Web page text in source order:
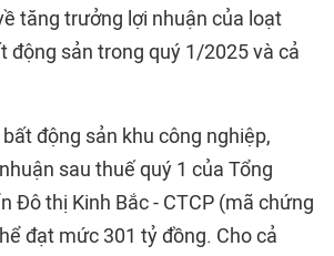
tăng trưởng lợi nhuận của loạt
động sản trong quý 1/2025 và cả
động sản khu công nghiệp,
sau thuế quý 1 của Tổng
Đô thị Kinh Bắc - CTCP (mã chứng
đạt mức 301 tỷ đồng. Cho cả